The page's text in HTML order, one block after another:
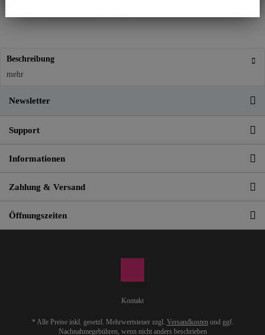
Beschreibung
mehr
Newsletter
Support
Informationen
Zahlung & Versand
Öffnungszeiten
Kontakt
* Alle Preise inkl. gesetzl. Mehrwertsteuer zzgl. Versandkostenund ggf.
Nachnahmegebühren, wenn nicht anders beschrieben